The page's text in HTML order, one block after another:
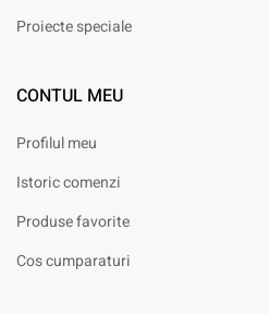
Proiecte speciale
CONTUL MEU
Profilul meu
Istoric comenzi
Produse favorite
Cos cumparaturi